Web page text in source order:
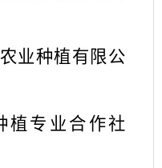
业种植有限公
植专业合作社